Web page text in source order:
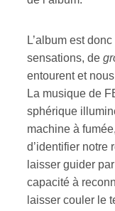
L’album est
sensations, de
entourent et
La musique de
sphérique
machine à
d’identifier notre
laisser guider
capacité à
laisser couler le